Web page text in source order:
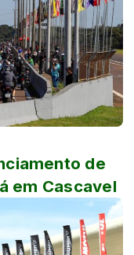
de
em Cascavel